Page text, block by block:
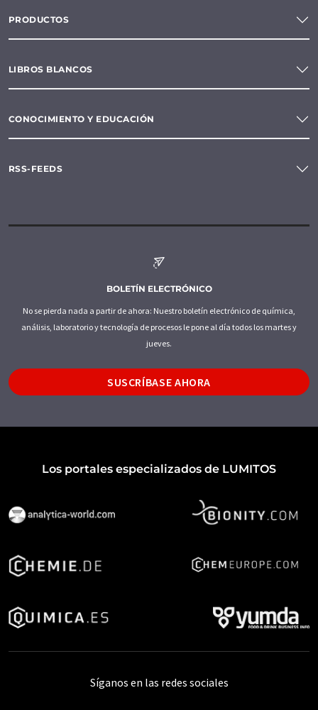
PRODUCTOS
LIBROS BLANCOS
CONOCIMIENTO Y EDUCACIÓN
RSS-FEEDS
BOLETÍN ELECTRÓNICO
No se pierda nada a partir de ahora: Nuestro boletín electrónico de química,
análisis, laboratorio y tecnología de procesos le pone al día todos los martes y
jueves.
SUSCRÍBASE AHORA
Los portales especializados de LUMITOS
Síganos en las redes sociales